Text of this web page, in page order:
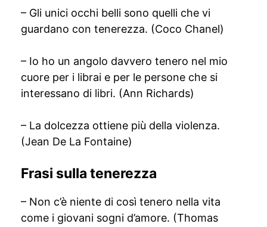
– Gli unici occhi belli sono quelli che vi
guardano con tenerezza. (Coco Chanel)
– Io ho un angolo davvero tenero nel mio
cuore per i librai e per le persone che si
interessano di libri. (Ann Richards)
– La dolcezza ottiene più della violenza.
(Jean De La Fontaine)
Frasi sulla tenerezza
– Non c’è niente di così tenero nella vita
come i giovani sogni d’amore. (Thomas